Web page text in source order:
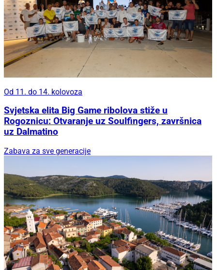
Od 11. do 14. kolovoza
Svjetska elita Big Game ribolova stiže u
Rogoznicu: Otvaranje uz Soulfingers, završnica
uz Dalmatino
Zabava za sve generacije